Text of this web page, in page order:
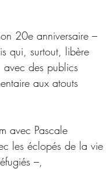
20e anniversaire –
qui, surtout, libère
avec des publics
aux atouts
avec Pascale
les éclopés de la vie
–,